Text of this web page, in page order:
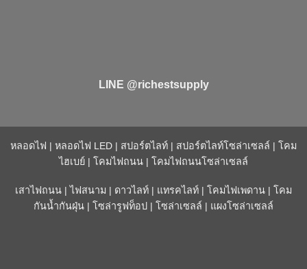
LINE @richestsupply
หลอดไฟ | หลอดไฟ LED | สปอร์ตไลท์ | สปอร์ตไลท์โซล่าเซลล์ | โคม
ไฮเบย์ | โคมไฟถนน | โคมไฟถนนโซล่าเซลล์
เสาไฟถนน |ไฟสนาม | ดาวไลท์ | แทรคไลท์ | โคมไฟเพดาน | โคม
กันน้ำกันฝุ่น | โซล่ารูฟท็อป | โซล่าเซลล์ | แผงโซล่าเซลล์